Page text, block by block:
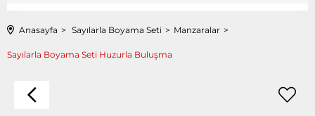
Anasayfa Sayılarla Boyama Seti Manzaralar
Sayılarla Boyama Seti Huzurla Buluşma